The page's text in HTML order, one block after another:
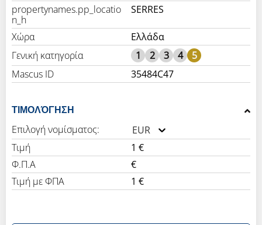
propertynames.pp_locatio
n_h
SERRES
Χώρα
Ελλάδα
Γενική κατηγορία
1 2 3 4
5
Mascus ID
35484C47
ΤΙΜΟΛΌΓΗΣΗ
Επιλογή νομίσματος:
EUR
Τιμή
1 €
Φ.Π.Α
€
Τιμή με ΦΠΑ
1 €